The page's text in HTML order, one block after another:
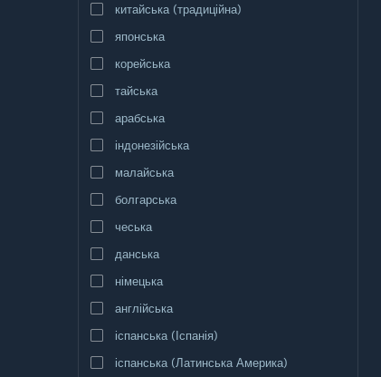
китайська (традиційна)
японська
корейська
тайська
арабська
індонезійська
малайська
болгарська
чеська
данська
німецька
англійська
іспанська (Іспанія)
іспанська (Латинська Америка)